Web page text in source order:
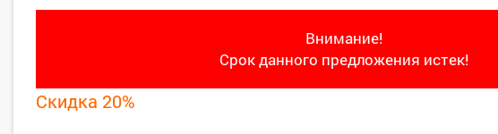
Внимание!
Срок данного предложения истек!
Скидка 20%